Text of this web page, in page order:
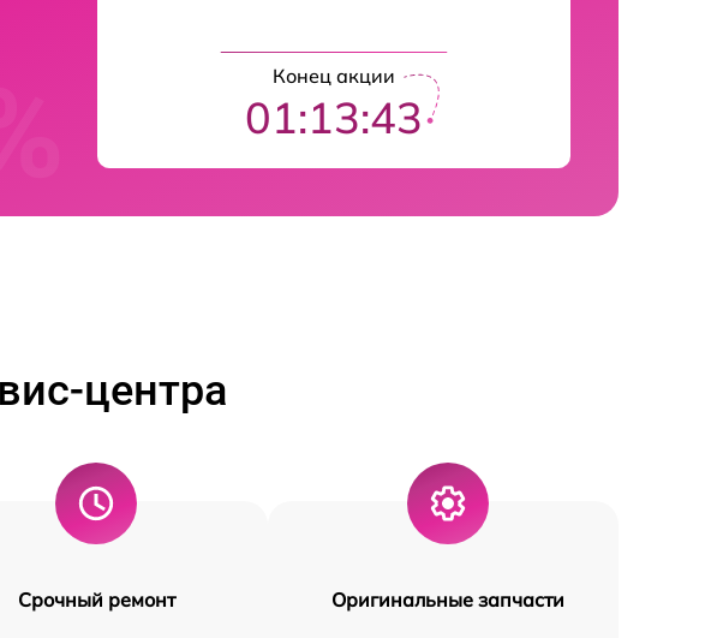
Конец акции
01:13:42
центра
Срочный ремонт Оригинальные запчасти